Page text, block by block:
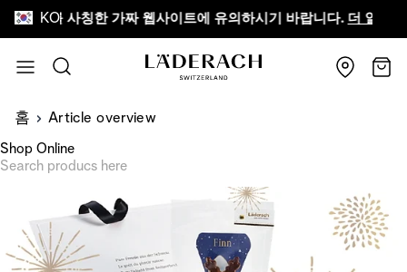
KO
를 사칭한 가짜 웹사이트에 유의하시기 바랍니다.더 알아보기
검색
장바
홈 Article overview
Shop Online